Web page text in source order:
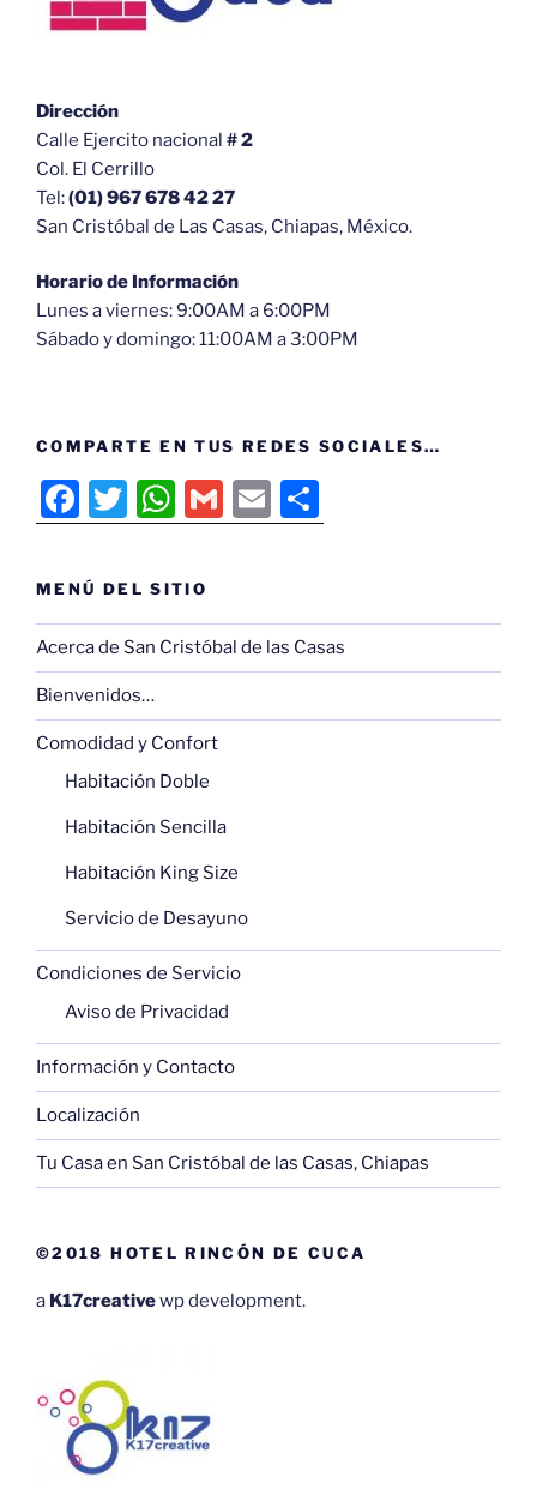
Dirección
Calle Ejercito nacional # 2
Col. El Cerrillo
Tel:(01) 967 678 42 27
San Cristóbal de Las Casas, Chiapas, México.
Horario de Información
Lunes a viernes: 9:00AM a 6:00PM
Sábado y domingo: 11:00AM a 3:00PM
COMPARTE EN TUS REDES SOCIALES…
F
a
c
e
b
o
o
k
T
w
itt
er
W
h
at
s
A
p
G
m
l
E
m
l
o
p
ar
MENÚ DEL SITIO
Acerca de San Cristóbal de las Casas
Bienvenidos…
Comodidad y Confort
Habitación Doble
Habitación Sencilla
Habitación King Size
Servicio de Desayuno
Condiciones de Servicio
Aviso de Privacidad
Información y Contacto
Localización
Tu Casa en San Cristóbal de las Casas, Chiapas
©2018 HOTEL RINCÓN DE CUCA
a K17creativewp development.